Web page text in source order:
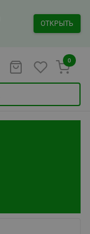
ОТКРЫТЬ
0